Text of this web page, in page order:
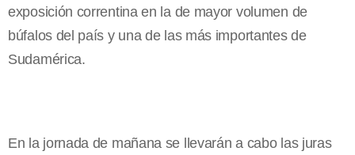
exposición correntina en la de mayor volumen de
búfalos del país y una de las más importantes de
Sudamérica.
En la jornada de mañana se llevarán a cabo las juras